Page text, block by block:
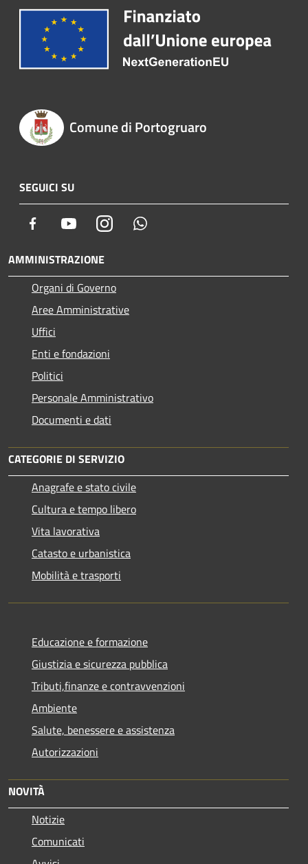
Comune di Portogruaro
SEGUICI SU
Facebook YoutubeInstagram
AMMINISTRAZIONE
Organi di Governo
Aree Amministrative
Uffici
Enti e fondazioni
Politici
Personale Amministrativo
Documenti e dati
CATEGORIE DI SERVIZIO
Anagrafe e stato civile
Cultura e tempo libero
Vita lavorativa
Catasto e urbanistica
Mobilità e trasporti
Educazione e formazione
Giustizia e sicurezza pubblica
Tributi,finanze e contravvenzioni
Ambiente
Salute, benessere e assistenza
Autorizzazioni
NOVITÀ
Notizie
Comunicati